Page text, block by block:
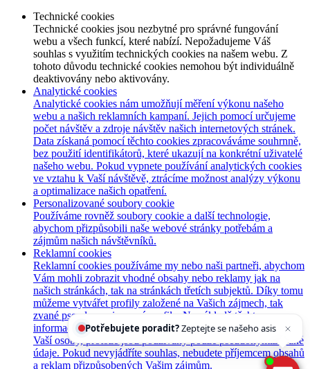
Technické cookies
Technické cookies jsou nezbytné pro správné fungování
webu a všech funkcí, které nabízí. Nepožadujeme Váš
souhlas s využitím technických cookies na našem webu. Z
tohoto důvodu technické cookies nemohou být individuálně
deaktivovány nebo aktivovány.
Analytické cookies
Analytické cookies nám umožňují měření výkonu našeho
webu a našich reklamních kampaní. Jejich pomocí určujeme
počet návštěv a zdroje návštěv našich internetových stránek.
Data získaná pomocí těchto cookies zpracováváme souhrnně,
bez použití identifikátorů, které ukazují na konkrétní uživatelé
našeho webu. Pokud vypnete používání analytických cookies
ve vztahu k Vaší návštěvě, ztrácíme možnost analýzy výkonu
a optimalizace našich opatření.
Personalizované soubory cookie
Používáme rovněž soubory cookie a další technologie,
abychom přizpůsobili naše webové stránky potřebám a
zájmům našich návštěvníků.
Reklamní cookies
Reklamní cookies používáme my nebo naši partneři, abychom
Vám mohli zobrazit vhodné obsahy nebo reklamy jak na
našich stránkách, tak na stránkách třetích subjektů. Díky tomu
můžeme vytvářet profily založené na Vašich zájmech, tak
zvané pseudonymizované profily. Na základě těchto
informací není zpravidla možná bezprostřední identifikace
Vaší osoby, protože jsou používány pouze pseudonymizované
údaje. Pokud nevyjádříte souhlas, nebudete příjemcem obsahů
a reklam přizpůsobených Vašim zájmům.
Potřebujete poradit?
Zeptejte se našeho asistenta
Chettyho.